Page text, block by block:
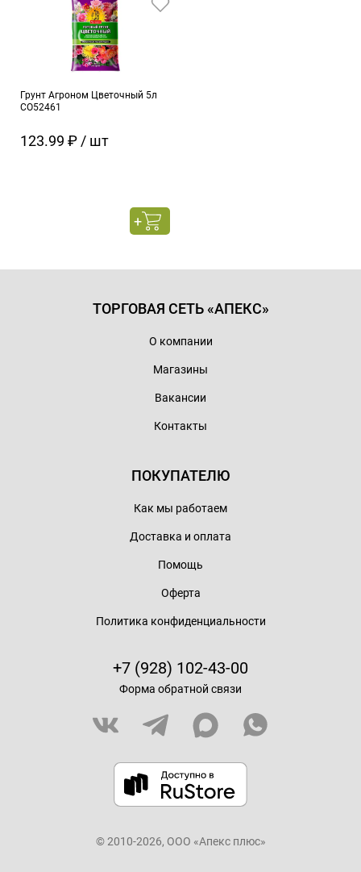
Грунт Агроном Цветочный 5л
СО52461
123.99 ₽ / шт
ТОРГОВАЯ СЕТЬ «АПЕКС»
О компании
Магазины
Вакансии
Контакты
ПОКУПАТЕЛЮ
Как мы работаем
Доставка и оплата
Помощь
Оферта
Политика конфиденциальности
+7 (928) 102-43-00
Форма обратной связи
© 2010-2026, ООО «Апекс плюс»